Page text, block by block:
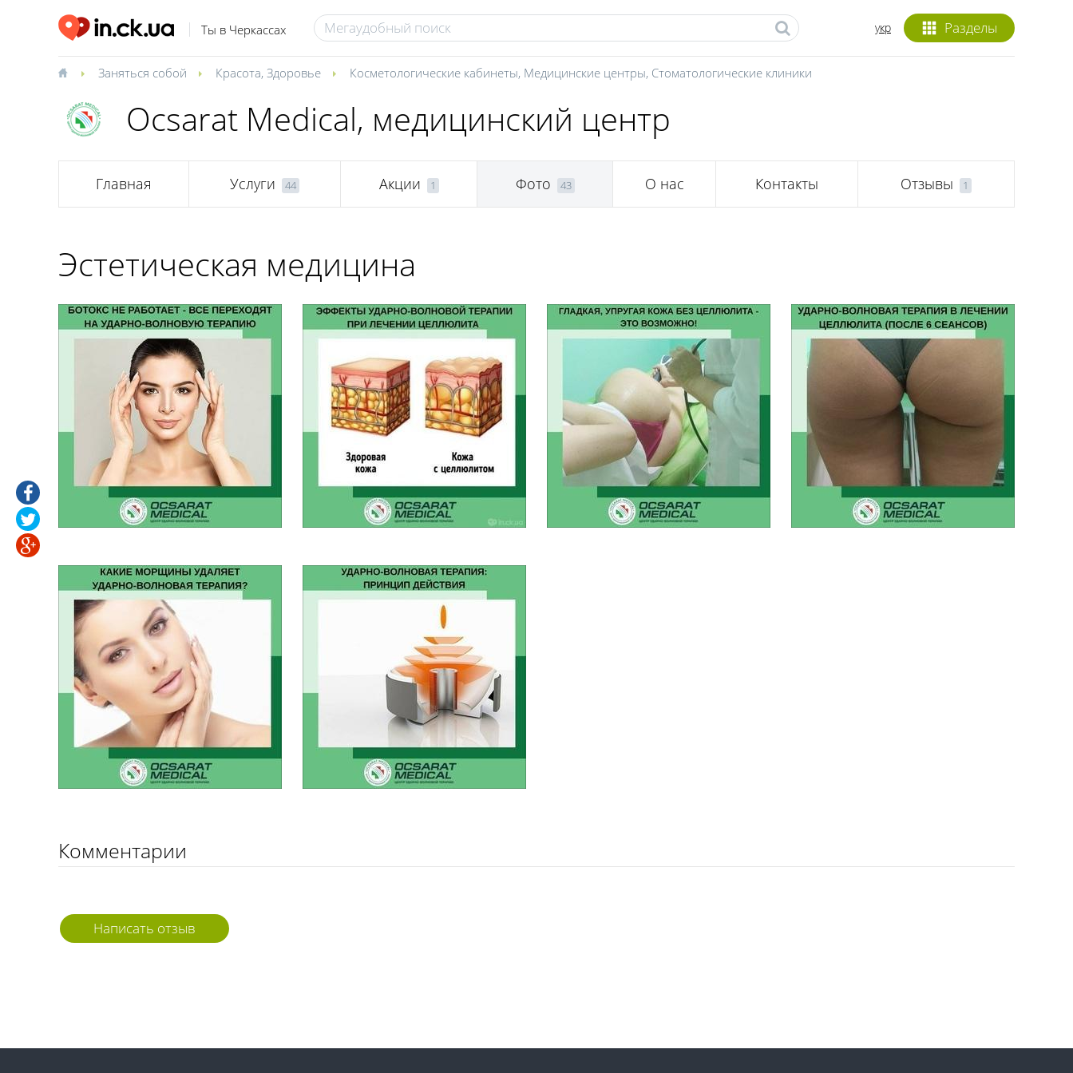
Ты в Черкассах Разделы
укр
Заняться собой Красота, Здоровье Косметологические кабинеты, Медицинские центры, Стоматологические клиники
Ocsarat Medical, медицинский центр
Главная Услуги 44 Акции 1 Фото 43 О нас Контакты Отзывы 1
Эстетическая медицина
Комментарии
Написать отзыв